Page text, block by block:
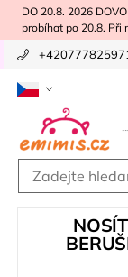
DO 20.8. 2026
probíhat po 20.8. Při